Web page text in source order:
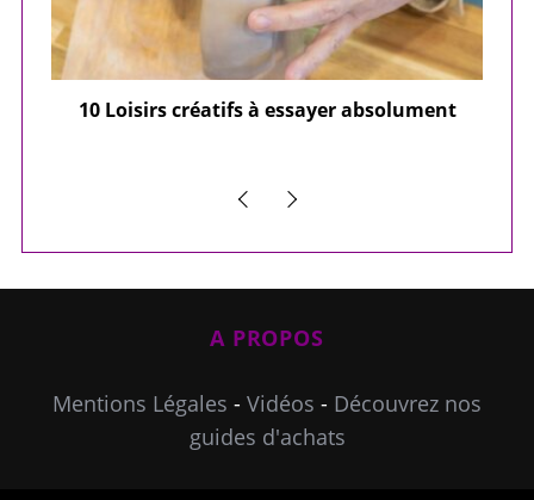
10 Loisirs créatifs à essayer absolument
A PROPOS
Mentions Légales - Vidéos - Découvrez nos
guides d'achats